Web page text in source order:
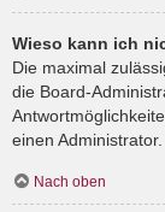
Wieso kann ich
Die maximal
die Board-
einen Administrator.
Nach oben